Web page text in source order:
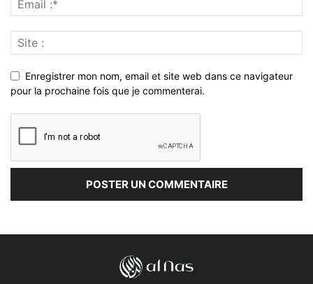
Enregistrer mon nom, email et site web dans ce navigateur
pour la prochaine fois que je commenterai.